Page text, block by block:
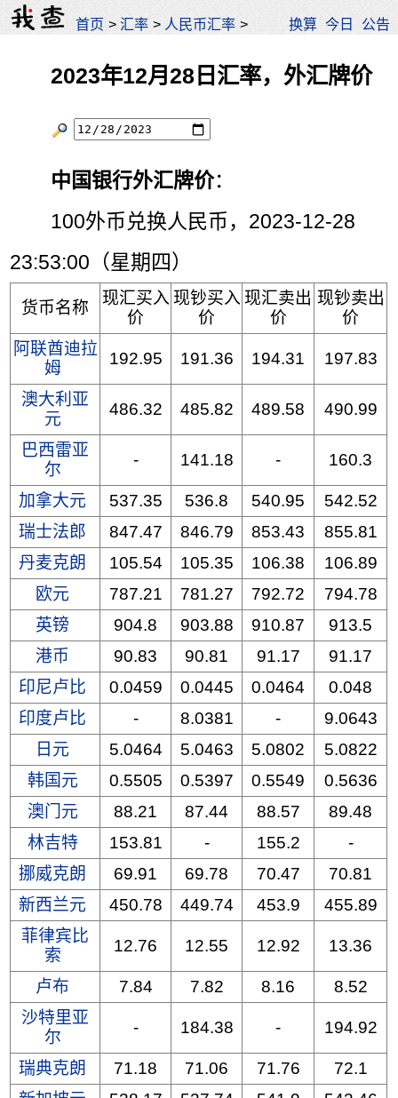
首页 >汇率 > 人民币汇率 > 换算 今日 公告
2023年12月28日汇率，外汇牌价
中国银行外汇牌价：
100外币兑换人民币，2023-12-28
23:53:00（星期四）
货币名称
现汇买入
价
现钞买入
价
现汇卖出
价
现钞卖出
价
阿联酋迪拉
姆
192.95 191.36 194.31 197.83
澳大利亚
元
486.32 485.82 489.58 490.99
巴西雷亚
尔
- 141.18 - 160.3
加拿大元 537.35 536.8 540.95
542.52
瑞士法郎
847.47 846.79 853.43
855.81
丹麦克朗
105.54 105.35 106.38
106.89
欧元
787.21 781.27 792.72
794.78
英镑
904.8 903.88 910.87
913.5
港币
90.83 90.81 91.17
91.17
印尼卢比
0.0459 0.0445 0.0464
0.048
印度卢比
- 8.0381 -
9.0643
日元
5.0464 5.0463 5.0802
5.0822
韩国元
0.5505 0.5397 0.5549
0.5636
澳门元
88.21 87.44 88.57
89.48
林吉特
153.81 - 155.2
-
挪威克朗
69.91 69.78 70.47
70.81
新西兰元
450.78 449.74 453.9
455.89
菲律宾比
索
12.76 12.55 12.92 13.36
卢布 7.84 7.82 8.16
8.52
沙特里亚
尔
- 184.38 - 194.92
瑞典克朗 71.18 71.06 71.76
72.1